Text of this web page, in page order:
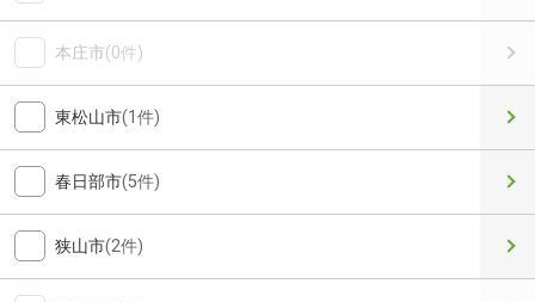
本庄市(0件)
東松山市(1件)
春日部市(5件)
狭山市(2件)